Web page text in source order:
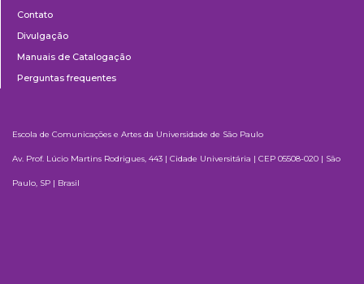
Contato
Divulgação
Manuais de Catalogação
Perguntas frequentes
Escola de Comunicações e Artes da Universidade de São Paulo
Av. Prof. Lúcio Martins Rodrigues, 443 | Cidade Universitária | CEP 05508-020 | São
Paulo, SP | Brasil